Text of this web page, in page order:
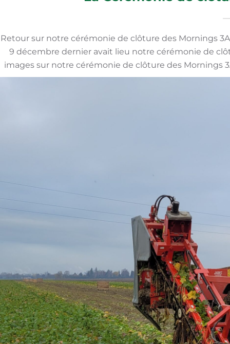
Retour sur notre cérémonie de clôture des Mornings
9 décembre dernier avait lieu notre cérémonie de
images sur notre cérémonie de clôture des Mornings